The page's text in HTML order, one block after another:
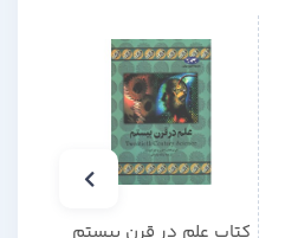
کتاب علم در قرن بیستم